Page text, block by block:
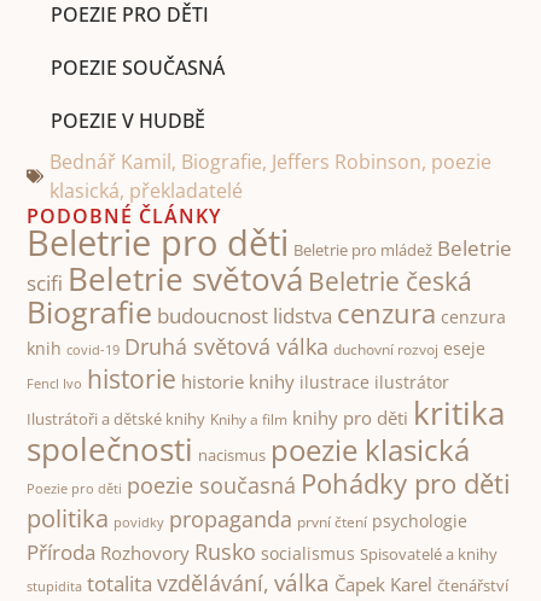
POEZIE PRO DĚTI
POEZIE SOUČASNÁ
POEZIE V HUDBĚ
Bednář Kamil, Biografie, Jeffers Robinson, poezie
klasická, překladatelé
PODOBNÉ ČLÁNKY
Beletrie pro děti Beletrie pro mládež Beletrie
scifi Beletrie světová Beletrie česká
Biografie budoucnost lidstva cenzura cenzura
knih covid-19 Druhá světová válka duchovní rozvoj eseje
Fencl Ivo historie historie knihy ilustrace ilustrátor
Ilustrátoři a dětské knihy Knihy a film knihy pro děti kritika
společnosti nacismus poezie klasická
Poezie pro děti poezie současná Pohádky pro děti
politika povidky propaganda první čtení psychologie
Příroda Rozhovory Rusko socialismus Spisovatelé a knihy
stupidita totalita vzdělávání, válka Čapek Karel čtenářství